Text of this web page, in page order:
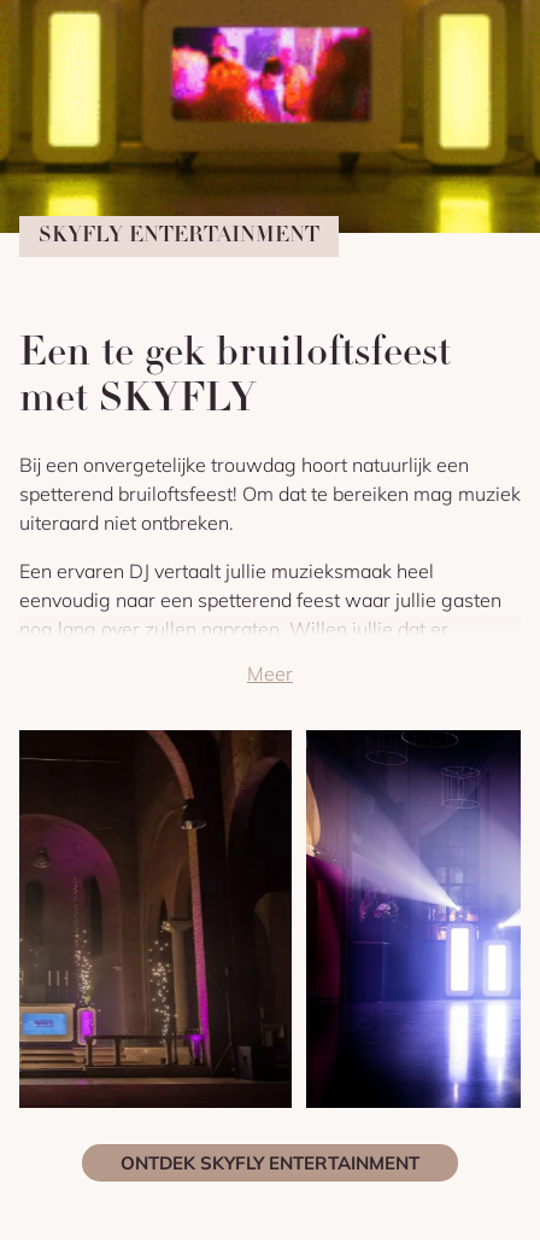
SKYFLY ENTERTAINMENT
Een te gek bruiloftsfeest
met SKYFLY
Bij een onvergetelijke trouwdag hoort natuurlijk een
spetterend bruiloftsfeest! Om dat te bereiken mag muziek
uiteraard niet ontbreken.
Een ervaren DJ vertaalt jullie muzieksmaak heel
eenvoudig naar een spetterend feest waar jullie gasten
nog lang over zullen napraten. Willen jullie dat er
een bepaalde muziekstijl? Of willen jullie dat de gasten
ook kiezen: een bruiloft DJ van SKYFLY is van alle
markten thuis, is altijd op de hoogte van de nieuwste
trouwfeest hits en draait precies de muziek die jullie
wensen.
ONTDEK SKYFLY ENTERTAINMENT